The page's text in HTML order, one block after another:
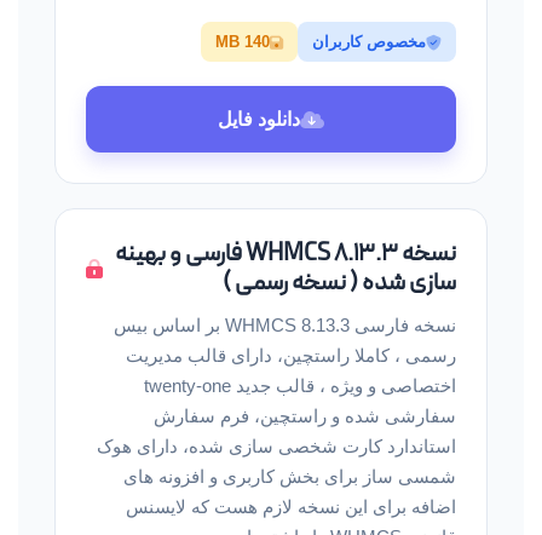
مخصوص کاربران 140 MB
دانلود فایل
نسخه WHMCS 8.13.3 فارسی و بهینه
سازی شده ( نسخه رسمی )
نسخه فارسی WHMCS 8.13.3 بر اساس بیس
رسمی ، کاملا راستچین، دارای قالب مدیریت
اختصاصی و ویژه ، قالب جدید twenty-one
سفارشی شده و راستچین، فرم سفارش
استاندارد کارت شخصی سازی شده، دارای هوک
شمسی ساز برای بخش کاربری و افزونه های
اضافه برای این نسخه لازم هست که لایسنس